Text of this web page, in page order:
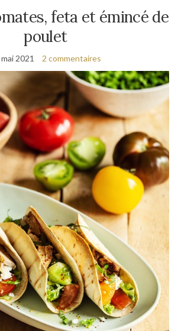
feta et émincé de
poulet
2021 2 commentaires